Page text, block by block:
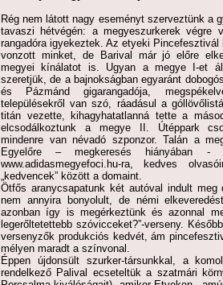
Rég nem látott nagy eseményt szerveztünk a
tavaszi hétvégén: a megyeszurkerek végre
rangadóra igyekeztek. Az etyeki Pincefesztivál
vonzott minket, de Barival már jó előre
megyei kínálatot is. Ugyan a megye I-et
szeretjük, de a bajnokságban egyaránt
és Pázmánd gigarangadója,
településekről van szó, ráadásul a
titán vezette, kihagyhatatlanná tette a
elcsodálkoztunk a megye II. Útéppark
mindenre van névadó szponzor. Talán a
Egyelőre – megkeresés hiányában -
www.adidasmegyefoci.hu-ra, kedves
„kedvencek” között a domaint.
Ötfős aranycsapatunk két autóval indult
nem annyira bonyolult, de némi
azonban így is megérkeztünk és azonnal
legerőltetettebb szóvicceket?”-verseny.
versenyzők produkciós kedvét, ám
mélyen maradt a színvonal.
Éppen újdonsült szurker-társunkkal, a
rendelkező Palival ecseteltük a szatmári